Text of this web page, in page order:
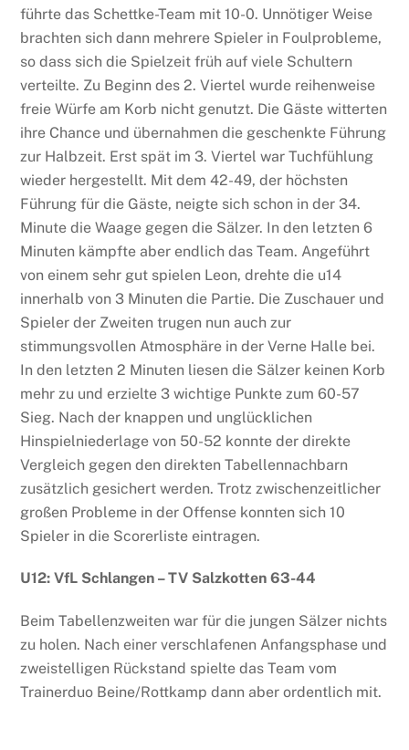
führte das Schettke-Team mit 10-0. Unnötiger Weise
brachten sich dann mehrere Spieler in Foulprobleme,
so dass sich die Spielzeit früh auf viele Schultern
verteilte. Zu Beginn des 2. Viertel wurde reihenweise
freie Würfe am Korb nicht genutzt. Die Gäste witterten
ihre Chance und übernahmen die geschenkte Führung
zur Halbzeit. Erst spät im 3. Viertel war Tuchfühlung
wieder hergestellt. Mit dem 42-49, der höchsten
Führung für die Gäste, neigte sich schon in der 34.
Minute die Waage gegen die Sälzer. In den letzten 6
Minuten kämpfte aber endlich das Team. Angeführt
von einem sehr gut spielen Leon, drehte die u14
innerhalb von 3 Minuten die Partie. Die Zuschauer und
Spieler der Zweiten trugen nun auch zur
stimmungsvollen Atmosphäre in der Verne Halle bei.
In den letzten 2 Minuten liesen die Sälzer keinen Korb
mehr zu und erzielte 3 wichtige Punkte zum 60-57
Sieg. Nach der knappen und unglücklichen
Hinspielniederlage von 50-52 konnte der direkte
Vergleich gegen den direkten Tabellennachbarn
zusätzlich gesichert werden. Trotz zwischenzeitlicher
großen Probleme in der Offense konnten sich 10
Spieler in die Scorerliste eintragen.
U12: VfL Schlangen – TV Salzkotten 63-44
Beim Tabellenzweiten war für die jungen Sälzer nichts
zu holen. Nach einer verschlafenen Anfangsphase und
zweistelligen Rückstand spielte das Team vom
Trainerduo Beine/Rottkamp dann aber ordentlich mit.